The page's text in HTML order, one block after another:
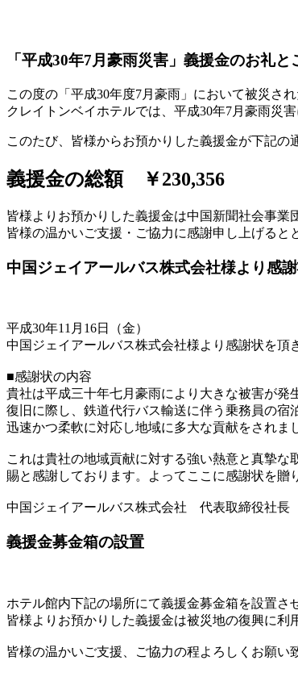
「平成30年7月豪雨災害」義援金のお礼と
この度の「平成30年度7月豪雨」において被災さ
クレイトンベイホテルでは、平成30年7月豪雨災
このたび、皆様からお預かりした義援金が下記の
義援金の総額 ￥230,356
皆様よりお預かりした義援金は中国新聞社会事業
皆様の温かいご支援・ご協力に感謝申し上げると
中国ジェイアールバス株式会社様より感
平成30年11月16日（金）
中国ジェイアールバス株式会社様より感謝状を頂
■感謝状の内容
貴社は平成三十年七月豪雨により大きな被害が発
復旧に際し、鉄道代行バス輸送に伴う乗務員の宿
迅速かつ柔軟に対応し地域に多大な貢献をされま
これは貴社の地域貢献に対する強い熱意と真摯な
賜と感謝しております。よってここに感謝状を贈
中国ジェイアールバス株式会社 代表取締役社
義援金募金箱の設置
ホテル館内下記の場所にて義援金募金箱を設置さ
皆様よりお預かりした義援金は被災地の復興に利
皆様の温かいご支援、ご協力の程よろしくお願い